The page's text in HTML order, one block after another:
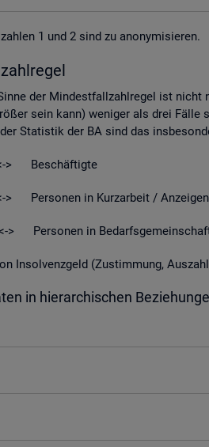
1 und 2 sind zu an­ony­mi­sie­ren.
der Min­dest­fall­zahl­re­gel ist
sein kann) we­ni­ger als drei
Sta­tis­tik der BA sind das
in Kurz­ar­beit / An­zei­gen
Per­so­nen in
In­sol­venz­geld (Zu­stim­mung,
in hier­ar­chi­schen